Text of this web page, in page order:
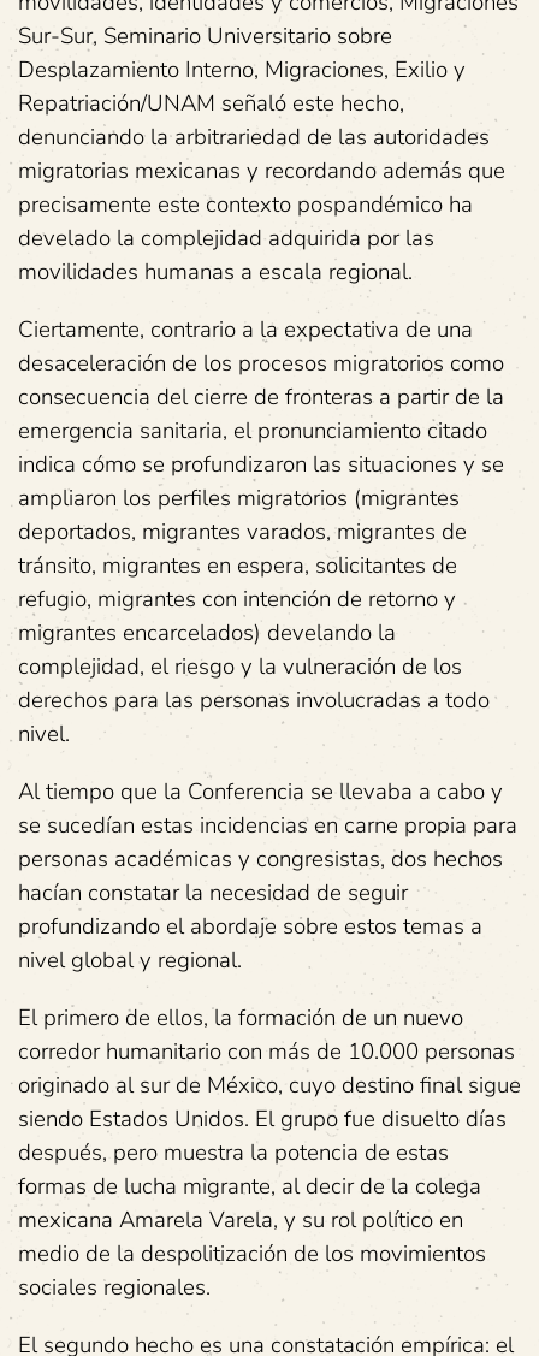
Sur-Sur, Seminario Universitario sobre
Desplazamiento Interno, Migraciones, Exilio y
Repatriación/UNAM señaló este hecho,
denunciando la arbitrariedad de las autoridades
migratorias mexicanas y recordando además que
precisamente este contexto pospandémico ha
develado la complejidad adquirida por las
movilidades humanas a escala regional.
Ciertamente, contrario a la expectativa de una
desaceleración de los procesos migratorios como
consecuencia del cierre de fronteras a partir de la
emergencia sanitaria, el pronunciamiento citado
indica cómo se profundizaron las situaciones y se
ampliaron los perfiles migratorios (migrantes
deportados, migrantes varados, migrantes de
tránsito, migrantes en espera, solicitantes de
refugio, migrantes con intención de retorno y
migrantes encarcelados) develando la
complejidad, el riesgo y la vulneración de los
derechos para las personas involucradas a todo
nivel.
Al tiempo que la Conferencia se llevaba a cabo y
se sucedían estas incidencias en carne propia para
personas académicas y congresistas, dos hechos
hacían constatar la necesidad de seguir
profundizando el abordaje sobre estos temas a
nivel global y regional.
El primero de ellos, la formación de un nuevo
corredor humanitario con más de 10.000 personas
originado al sur de México, cuyo destino final sigue
siendo Estados Unidos. El grupo fue disuelto días
después, pero muestra la potencia de estas
formas de lucha migrante, al decir de la colega
mexicana Amarela Varela, y su rol político en
medio de la despolitización de los movimientos
sociales regionales.
El segundo hecho es una constatación empírica: el